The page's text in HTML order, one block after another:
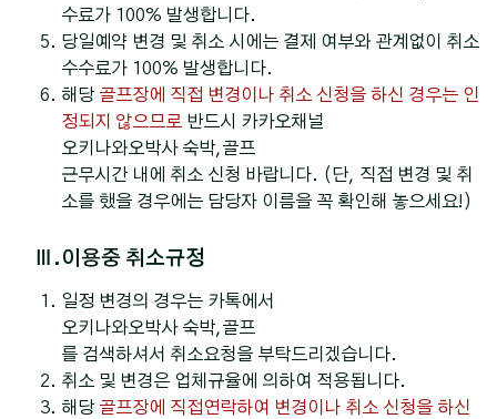
수료가 100% 발생합니다.
당일예약 변경 및 취소 시에는 결제 여부와 관계없이 취소
수수료가 100% 발생합니다.
해당 골프장에 직접 변경이나 취소 신청을 하신 경우는 인
정되지 않으므로 반드시 카카오채널
오키나와오박사 숙박,골프
근무시간 내에 취소 신청 바랍니다. (단, 직접 변경 및 취
소를 했을 경우에는 담당자 이름을 꼭 확인해 놓으세요!)
Ⅲ.이용중 취소규정
일정 변경의 경우는 카톡에서
오키나와오박사 숙박,골프
를 검색하셔서 취소요청을 부탁드리겠습니다.
취소 및 변경은 업체규율에 의하여 적용됩니다.
해당 골프장에 직접연락하여 변경이나 취소 신청을 하신